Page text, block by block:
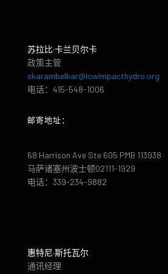
苏拉比·卡兰贝尔卡
政策主管
skarambelkar@lowimpacthydro.org
电话：415-548-1006
邮寄地址：
68 Harrison Ave Ste 605 PMB 113938
马萨诸塞州波士顿02111-1929
电话：339-234-9882
惠特尼·斯托瓦尔
通讯经理